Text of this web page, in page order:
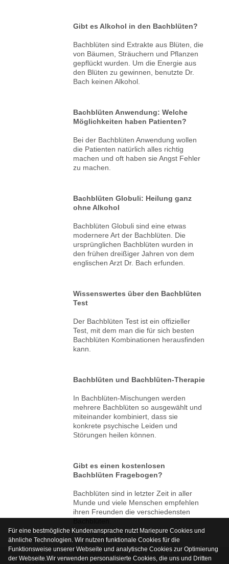
Gibt es Alkohol in den Bachblüten?
Bachblüten sind Extrakte aus Blüten, die
von Bäumen, Sträuchern und Pflanzen
gepflückt wurden. Um die Energie aus
den Blüten zu gewinnen, benutzte Dr.
Bach keinen Alkohol.
Bachblüten Anwendung: Welche
Möglichkeiten haben Patienten?
Bei der Bachblüten Anwendung wollen
die Patienten natürlich alles richtig
machen und oft haben sie Angst Fehler
zu machen.
Bachblüten Globuli: Heilung ganz
ohne Alkohol
Bachblüten Globuli sind eine etwas
modernere Art der Bachblüten. Die
ursprünglichen Bachblüten wurden in
den frühen dreißiger Jahren von dem
englischen Arzt Dr. Bach erfunden.
Wissenswertes über den Bachblüten
Test
Der Bachblüten Test ist ein offizieller
Test, mit dem man die für sich besten
Bachblüten Kombinationen herausfinden
kann.
Bachblüten und Bachblüten-Therapie
In Bachblüten-Mischungen werden
mehrere Bachblüten so ausgewählt und
miteinander kombiniert, dass sie
konkrete psychische Leiden und
Störungen heilen können.
Gibt es einen kostenlosen
Bachblüten Fragebogen?
Bachblüten sind in letzter Zeit in aller
Munde und viele Menschen empfehlen
ihren Freunden die verschiedensten
Bachblüten.
Für eine bestmögliche Kundenansprache nutzt Mariepure Cookies und
ähnliche Technologien. Wir nutzen funktionale Cookies für die
Funktionsweise unserer Webseite und analytische Cookies zur Optimierung
der Webseite.Wir verwenden personalisierte Cookies, die uns und Dritten